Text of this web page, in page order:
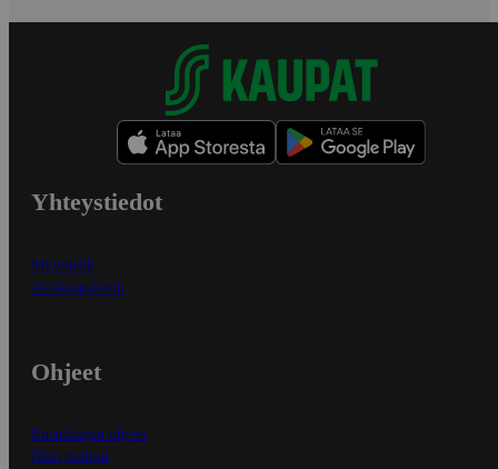
Yhteystiedot
Myymälät
Asiakaspalvelu
Ohjeet
Ensitilaajan ohjeet
Näin maksat